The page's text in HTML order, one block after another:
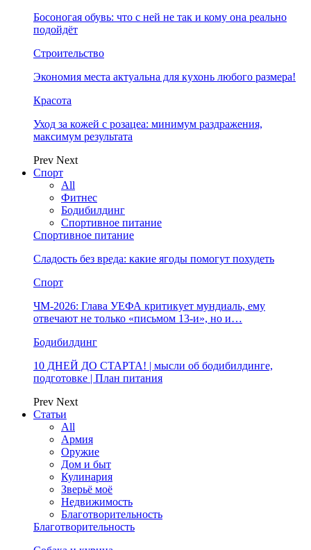
Босоногая обувь: что с ней не так и кому она реально
подойдёт
Строительство
Экономия места актуальна для кухонь любого размера!
Красота
Уход за кожей с розацеа: минимум раздражения,
максимум результата
Prev Next
Спорт
All
Фитнес
Бодибилдинг
Спортивное питание
Спортивное питание
Сладость без вреда: какие ягоды помогут похудеть
Спорт
ЧМ-2026: Глава УЕФА критикует мундиаль, ему
отвечают не только «письмом 13-и», но и…
Бодибилдинг
10 ДНЕЙ ДО СТАРТА! | мысли об бодибилдинге,
подготовке | План питания
Prev Next
Статьи
All
Армия
Оружие
Дом и быт
Кулинария
Зверьё моё
Недвижимость
Благотворительность
Благотворительность